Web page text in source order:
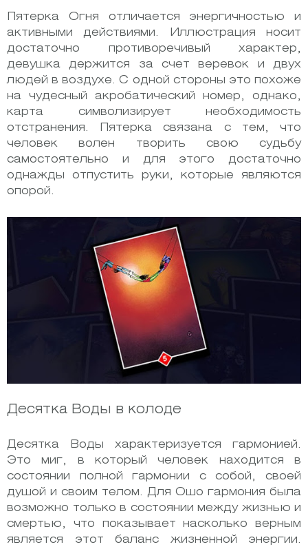
Пятерка Огня отличается энергичностью и
активными действиями. Иллюстрация носит
достаточно противоречивый характер,
девушка держится за счет веревок и двух
людей в воздухе. С одной стороны это похоже
на чудесный акробатический номер, однако,
карта символизирует необходимость
отстранения. Пятерка связана с тем, что
человек волен творить свою судьбу
самостоятельно и для этого достаточно
однажды отпустить руки, которые являются
опорой.
Десятка Воды в колоде
Десятка Воды характеризуется гармонией.
Это миг, в который человек находится в
состоянии полной гармонии с собой, своей
душой и своим телом. Для Ошо гармония была
возможно только в состоянии между жизнью и
смертью, что показывает насколько верным
является этот баланс жизненной энергии.